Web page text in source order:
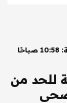
للحد من